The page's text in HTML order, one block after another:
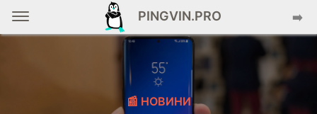
PINGVIN.PRO ➡️
📰 НОВИНИ